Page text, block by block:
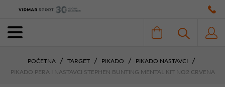
POČETNA TARGET PIKADO
PIKADO NASTAVCI
PIKADO PERA I NASTAVCI STEPHEN BUNTING MENTAL KIT NO2 CRVENA